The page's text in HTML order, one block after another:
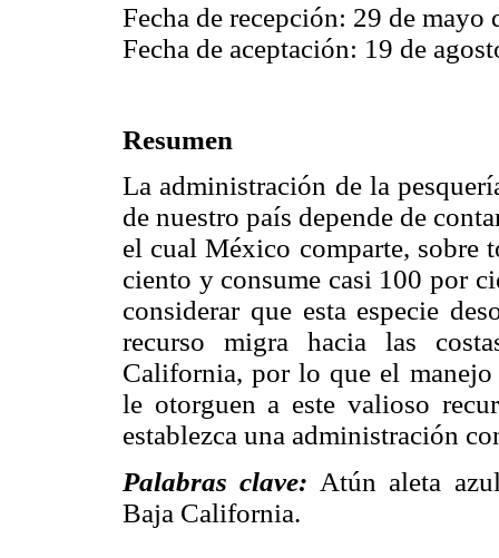
Fecha de recepción: 29 de mayo
Fecha de aceptación: 19 de
Resumen
La administración de la
de nuestro país depende de
el cual México comparte, sobre
ciento y consume casi 100 por
considerar que esta especie
recurso migra hacia las
California, por lo que el manejo
le otorguen a este valioso
establezca una administración
Palabras clave: Atún aleta
Baja California.